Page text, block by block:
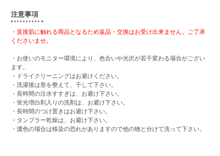
注意事項
・直接肌に触れる商品となるため返品・交換はお受け出来ません。ご了承
くださいませ。
・お使いのモニター環境により、色合いや光沢が若干変わる場合がござい
ます。
・ドライクリーニングはお避けください。
・洗濯後は形を整えて、干して下さい。
・長時間の注水すすぎは、お避け下さい。
・蛍光増白剤入りの洗剤は、お避け下さい。
・長時間のつけ置きはお避け下さい。
・タンブラー乾燥は、お避け下さい。
・濃色の場合は移染の恐れがありますので他の物と分けて洗って下さい。